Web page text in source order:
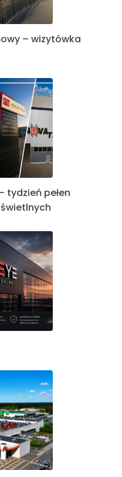
– wizytówka
tydzień pełen